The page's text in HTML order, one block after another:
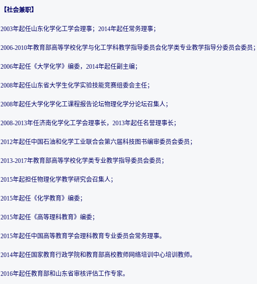
【社会兼职】
2003年起任山东化学化工学会理事；2014年起任常务理事；
2006-2010年教育部高等学校化学与化工学科教学指导委员会化学类专业教学指导分委员会委员
2006年起任《大学化学》编委，2014年起任副主编；
2008年起任山东省大学生化学实验技能竞赛组委会主任；
2008年起任大学化学化工课程报告论坛物理化学分论坛召集人；
2008-2013年任济南化学化工学会理事长，2013年起任名誉理事长；
2012年起任中国石油和化学工业联合会第六届科技图书编审委员会委员；
2013-2017年教育部高等学校化学类专业教学指导委员会委员；
2015年起担任物理化学教学研究会召集人；
2015年起任《化学教育》编委；
2015年起任《高等理科教育》编委；
2015年起任中国高等教育学会理科教育专业委员会常务理事。
2014年起任国家教育行政学院和教育部高校教师网络培训中心培训教师。
2016年起任教育部和山东省审核评估工作专家。